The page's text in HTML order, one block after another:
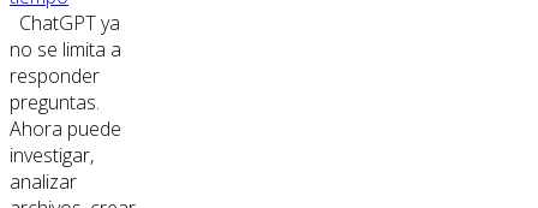
ChatGPT ya
no se limita a
responder
preguntas.
Ahora puede
investigar,
analizar